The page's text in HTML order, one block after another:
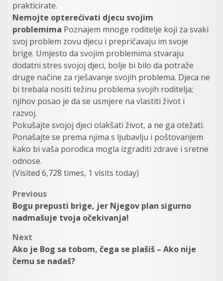
prakticirate.
Nemojte opterećivati djecu svojim
problemima Poznajem mnoge roditelje koji za svaki
svoj problem zovu djecu i prepričavaju im svoje
brige. Umjesto da svojim problemima stvaraju
dodatni stres svojoj djeci, bolje bi bilo da potraže
druge načine za rješavanje svojih problema. Djeca ne
bi trebala nositi težinu problema svojih roditelja;
njihov posao je da se usmjere na vlastiti život i
razvoj.
Pokušajte svojoj djeci olakšati život, a ne ga otežati.
Ponašajte se prema njima s ljubavlju i poštovanjem
kako bi vaša porodica mogla izgraditi zdrave i sretne
odnose.
(Visited 6,728 times, 1 visits today)
Post
navigation
Previous
Bogu prepusti brige, jer Njegov plan sigurno
nadmašuje tvoja očekivanja!
Next
Ako je Bog sa tobom, čega se plašiš – Ako nije
čemu se nadaš?